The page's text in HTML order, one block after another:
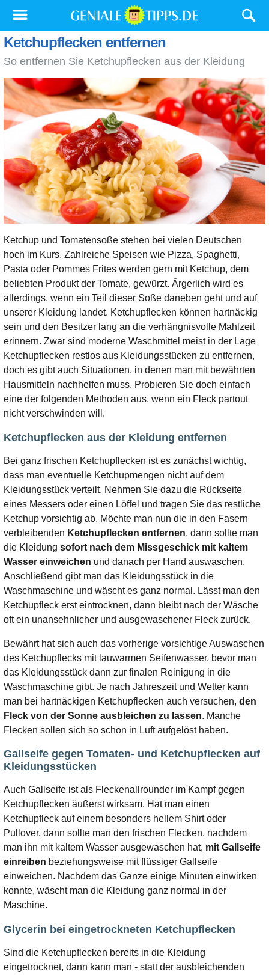
Ketchupflecken entfernen
So entfernen Sie Ketchupflecken aus der Kleidung
Ketchup und Tomatensoße stehen bei vielen Deutschen
hoch im Kurs. Zahlreiche Speisen wie Pizza, Spaghetti,
Pasta oder Pommes Frites werden gern mit Ketchup, dem
beliebten Produkt der Tomate, gewürzt. Ärgerlich wird es
allerdings, wenn ein Teil dieser Soße daneben geht und auf
unserer Kleidung landet. Ketchupflecken können hartnäckig
sein und den Besitzer lang an die verhängnisvolle Mahlzeit
erinnern. Zwar sind moderne Waschmittel meist in der Lage
Ketchupflecken restlos aus Kleidungsstücken zu entfernen,
doch es gibt auch Situationen, in denen man mit bewährten
Hausmitteln nachhelfen muss. Probieren Sie doch einfach
eine der folgenden Methoden aus, wenn ein Fleck partout
nicht verschwinden will.
Ketchupflecken aus der Kleidung entfernen
Bei ganz frischen Ketchupflecken ist es zunächst wichtig,
dass man eventuelle Ketchupmengen nicht auf dem
Kleidungsstück verteilt. Nehmen Sie dazu die Rückseite
eines Messers oder einen Löffel und tragen Sie das restliche
Ketchup vorsichtig ab. Möchte man nun die in den Fasern
verbleibenden Ketchupflecken entfernen, dann sollte man
die Kleidungsofort nach dem Missgeschick mit kaltem
Wasser einweichen und danach per Hand auswaschen.
Anschließend gibt man das Kleidungsstück in die
Waschmaschine und wäscht es ganz normal. Lässt man den
Ketchupfleck erst eintrocknen, dann bleibt nach der Wäsche
oft ein unansehnlicher und ausgewaschener Fleck zurück.
Bewährt hat sich auch das vorherige vorsichtige Auswaschen
des Ketchupflecks mit lauwarmen Seifenwasser, bevor man
das Kleidungsstück dann zur finalen Reinigung in die
Waschmaschine gibt. Je nach Jahreszeit und Wetter kann
man bei hartnäckigen Ketchupflecken auch versuchen,den
Fleck von der Sonne ausbleichen zu lassen. Manche
Flecken sollen sich so schon in Luft aufgelöst haben.
Gallseife gegen Tomaten- und Ketchupflecken auf
Kleidungsstücken
Auch Gallseife ist als Fleckenallrounder im Kampf gegen
Ketchupflecken äußerst wirksam. Hat man einen
Ketchupfleck auf einem besonders hellem Shirt oder
Pullover, dann sollte man den frischen Flecken, nachdem
man ihn mit kaltem Wasser ausgewaschen hat, mit Gallseife
einreiben beziehungsweise mit flüssiger Gallseife
einweichen. Nachdem das Ganze einige Minuten einwirken
konnte, wäscht man die Kleidung ganz normal in der
Maschine.
Glycerin bei eingetrockneten Ketchupflecken
Sind die Ketchupflecken bereits in die Kleidung
eingetrocknet, dann kann man - statt der ausbleichenden